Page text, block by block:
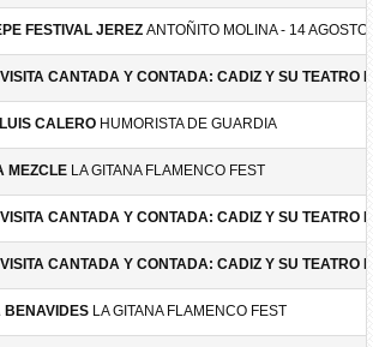
FESTIVAL JEREZ ANTOÑITO MOLINA - 14 AGOSTO
CANTADA Y CONTADA: CADIZ Y SU TEATRO
CALERO HUMORISTA DE GUARDIA
MEZCLE LA GITANA FLAMENCO FEST
CANTADA Y CONTADA: CADIZ Y SU TEATRO
CANTADA Y CONTADA: CADIZ Y SU TEATRO
BENAVIDES LA GITANA FLAMENCO FEST